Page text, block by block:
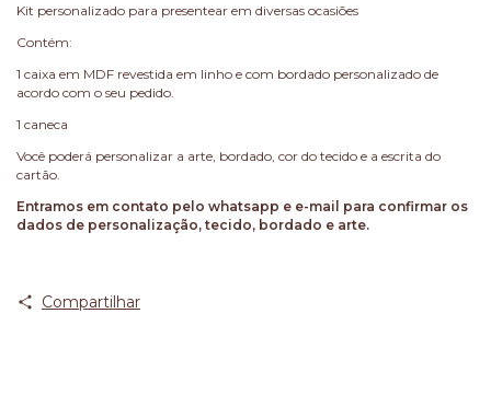
Kit personalizado para presentear em diversas ocasiões
Contém:
1 caixa em MDF revestida em linho e com bordado personalizado de
acordo com o seu pedido.
1 caneca
Você poderá personalizar a arte, bordado, cor do tecido e a escrita do
cartão.
Entramos em contato pelo whatsapp e e-mail para confirmar os
dados de personalização, tecido, bordado e arte.
Compartilhar